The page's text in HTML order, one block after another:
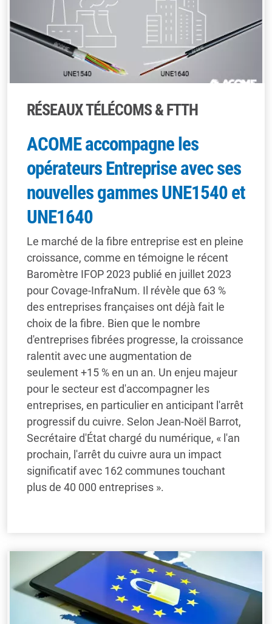
RÉSEAUX TÉLÉCOMS & FTTH
ACOME accompagne les
opérateurs Entreprise avec ses
nouvelles gammes UNE1540 et
UNE1640
Le marché de la fibre entreprise est en pleine
croissance, comme en témoigne le récent
Baromètre IFOP 2023 publié en juillet 2023
pour Covage-InfraNum. Il révèle que 63 %
des entreprises françaises ont déjà fait le
choix de la fibre. Bien que le nombre
d'entreprises fibrées progresse, la croissance
ralentit avec une augmentation de
seulement +15 % en un an. Un enjeu majeur
pour le secteur est d'accompagner les
entreprises, en particulier en anticipant l'arrêt
progressif du cuivre. Selon Jean-Noël Barrot,
Secrétaire d'État chargé du numérique, « l'an
prochain, l'arrêt du cuivre aura un impact
significatif avec 162 communes touchant
plus de 40 000 entreprises ».